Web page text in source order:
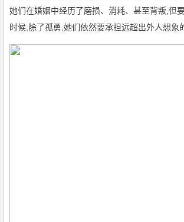
她们在婚姻中经历了磨损、消耗、甚至背叛,但
时候,除了孤勇,她们依然要承担远超出外人想象